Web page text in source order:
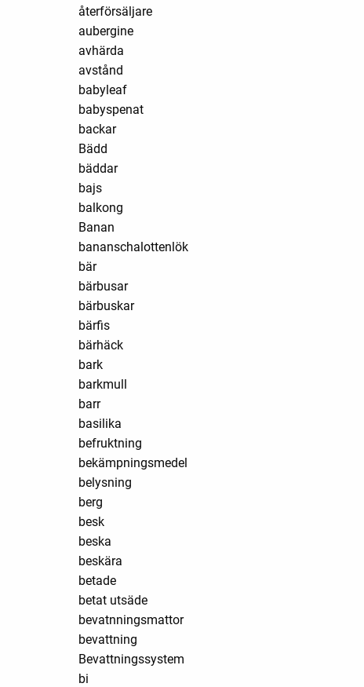
återförsäljare
aubergine
avhärda
avstånd
babyleaf
babyspenat
backar
Bädd
bäddar
bajs
balkong
Banan
bananschalottenlök
bär
bärbusar
bärbuskar
bärfis
bärhäck
bark
barkmull
barr
basilika
befruktning
bekämpningsmedel
belysning
berg
besk
beska
beskära
betade
betat utsäde
bevatnningsmattor
bevattning
Bevattningssystem
bi